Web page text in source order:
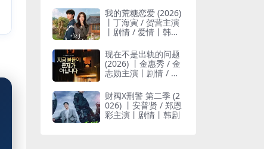
糟糕的爱情
我的荒糖恋爱 (2026)
丨丁海寅 / 贺营主演
丨剧情 / 爱情丨韩剧
糟糕的爱情
现在不是出轨的问题
(2026) 丨金惠秀 / 金
志勋主演丨剧情 / 惊
在不是外遇的问题
(台)
财阀X刑警 第二季 (2
026) 丨安普贤 / 郑恩
彩主演丨剧情丨韩剧